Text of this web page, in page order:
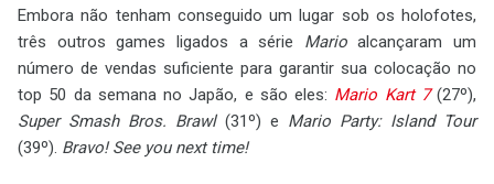
Embora não tenham conseguido um lugar sob os holofotes,
três outros games ligados a série Marioalcançaram um
número de vendas suficiente para garantir sua colocação no
top 50 da semana no Japão, e são eles: Mario Kart 7(27º),
Super Smash Bros. Brawl(31º) e Mario Party: Island Tour
(39º). Bravo! See you next time!